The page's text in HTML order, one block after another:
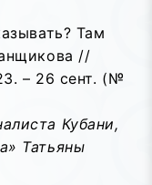
Там
//
– 26 сент. (№
Кубани,
Татьяны